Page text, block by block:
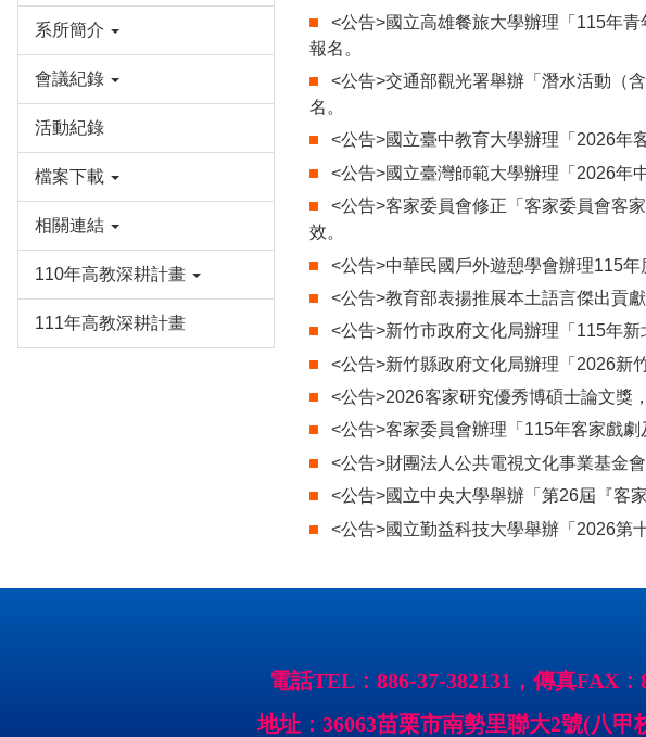
系所簡介
會議紀錄
活動紀錄
檔案下載
相關連結
110年高教深耕計畫
111年高教深耕計畫
<公告>國立高雄餐旅大學辦理「115年
報名。
<公告>交通部觀光署舉辦「潛水活動（
名。
<公告>國立臺中教育大學辦理「2026年
<公告>國立臺灣師範大學辦理「2026年
<公告>客家委員會修正「客家委員會客
效。
<公告>中華民國戶外遊憩學會辦理115
<公告>教育部表揚推展本土語言傑出貢
<公告>新竹市政府文化局辦理「115年
<公告>新竹縣政府文化局辦理「2026新
<公告>2026客家研究優秀博碩士論文獎
<公告>客家委員會辦理「115年客家戲
<公告>財團法人公共電視文化事業基金
<公告>國立中央大學舉辦「第26屆『客
<公告>國立勤益科技大學舉辦「2026第
電話TEL：886-37-382131，傳真FAX：
地址：36063苗栗市南勢里聯大2號(八